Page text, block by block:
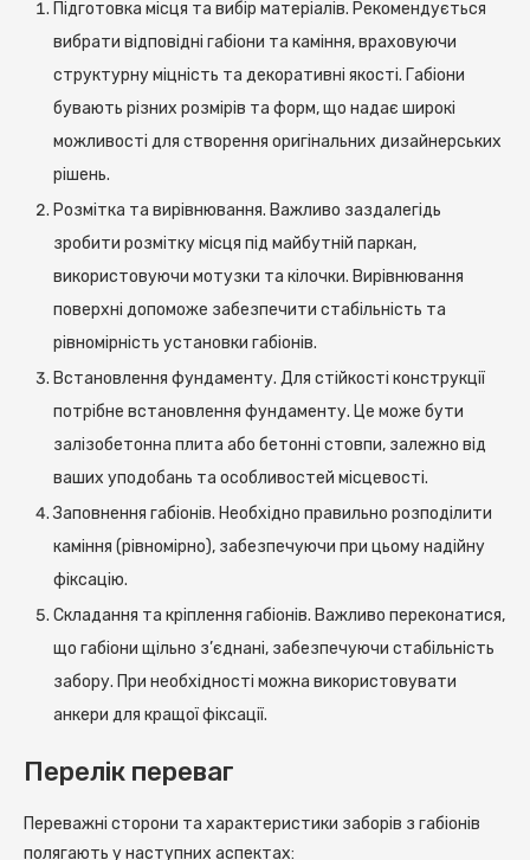
Підготовка місця та вибір матеріалів. Рекомендується
вибрати відповідні габіони та каміння, враховуючи
структурну міцність та декоративні якості. Габіони
бувають різних розмірів та форм, що надає широкі
можливості для створення оригінальних дизайнерських
рішень.
Розмітка та вирівнювання. Важливо заздалегідь
зробити розмітку місця під майбутній паркан,
використовуючи мотузки та кілочки. Вирівнювання
поверхні допоможе забезпечити стабільність та
рівномірність установки габіонів.
Встановлення фундаменту. Для стійкості конструкції
потрібне встановлення фундаменту. Це може бути
залізобетонна плита або бетонні стовпи, залежно від
ваших уподобань та особливостей місцевості.
Заповнення габіонів. Необхідно правильно розподілити
каміння (рівномірно), забезпечуючи при цьому надійну
фіксацію.
Складання та кріплення габіонів. Важливо переконатися,
що габіони щільно з’єднані, забезпечуючи стабільність
забору. При необхідності можна використовувати
анкери для кращої фіксації.
Перелік переваг
Переважні сторони та характеристики заборів з габіонів
полягають у наступних аспектах: